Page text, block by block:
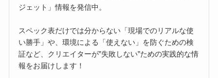
ジェット」情報を発信中。
スペック表だけでは分からない「現場でのリアルな使
い勝手」や、環境による「使えない」を防ぐための検
証など、クリエイターが”失敗しない”ための実践的な情
報をお届けします！